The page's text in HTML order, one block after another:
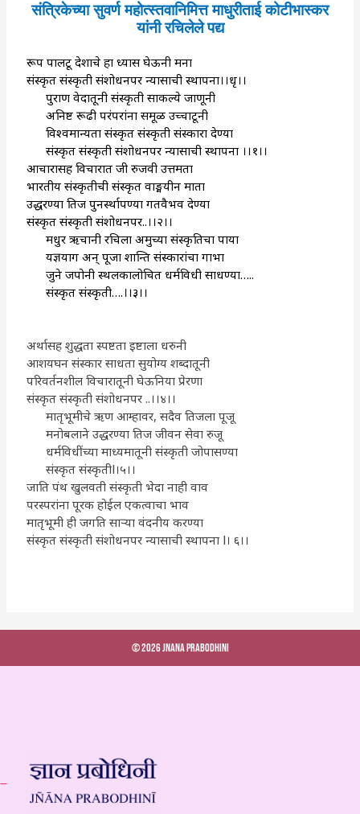
संत्रिकेच्या सुवर्ण महोत्स्तवानिमित्त माधुरीताई कोटीभास्कर
यांनी रचिलेले पद्य
रूप पालटू देशाचे हा ध्यास घेऊनी मना
संस्कृत संस्कृती संशोधनपर न्यासाची स्थापना।।धृ।।
पुराण वेदातूनी संस्कृती साकल्ये जाणूनी
अनिष्ट रूढी परंपरांना समूळ उच्चाटूनी
विश्वमान्यता संस्कृत संस्कृती संस्कारा देण्या
संस्कृत संस्कृती संशोधनपर न्यासाची स्थापना ।।१।।
आचारासह विचारात जी रुजवी उत्तमता
भारतीय संस्कृतीची संस्कृत वाङ्मयीन माता
उद्धरण्या तिज पुनर्स्थापण्या गतवैभव देण्या
संस्कृत संस्कृती संशोधनपर..।।२।।
मधुर ऋचानी रचिला अमुच्या संस्कृतिचा पाया
यज्ञयाग अन् पूजा शान्ति संस्कारांचा गाभा
जुने जपोनी स्थलकालोचित धर्मविधी साधण्या…..
संस्कृत संस्कृती…. । ।३।।
अर्थासह शुद्धता स्पष्टता इष्टाला धरुनी
आशयघन संस्कार साधता सुयोग्य शब्दातूनी
परिवर्तनशील विचारातूनी घेऊनिया प्रेरणा
संस्कृत संस्कृती संशोधनपर ..।।४।।
मातृभूमीचे ऋण आम्हावर, सदैव तिजला पूजू
मनोबलाने उद्धरण्या तिज जीवन सेवा रुजू
धर्मविधींच्या माध्यमातूनी संस्कृती जोपासण्या
संस्कृत संस्कृतीl।५।।
जाति पंथ खुलवती संस्कृती भेदा नाही वाव
परस्परांना पूरक होईल एकत्वाचा भाव
मातृभूमी ही जगति साऱ्या वंदनीय ‌करण्या
संस्कृत संस्कृती संशोधनपर न्यासाची स्थापना l। ६।।
© 2026 Jnana Prabodhini